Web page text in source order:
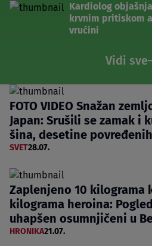
Kardiolog
krvnim pritiskom
vrućini
Vidi sve
FOTO VIDEO Snažan
Japan: Srušili se zamak i
šina, desetine povređenih
SVET28.07.
Zaplenjeno 10 kilograma
kilograma heroina:
uhapšen osumnjičeni u
HRONIKA21.07.